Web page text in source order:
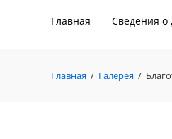
Главная Сведения
Главная / Галерея /